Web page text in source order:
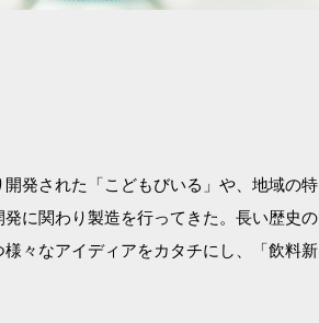
発された「こどもびいる」や、地域の特
に関わり製造を行ってきた。長い歴史の
々なアイディアをカタチにし、「飲料新